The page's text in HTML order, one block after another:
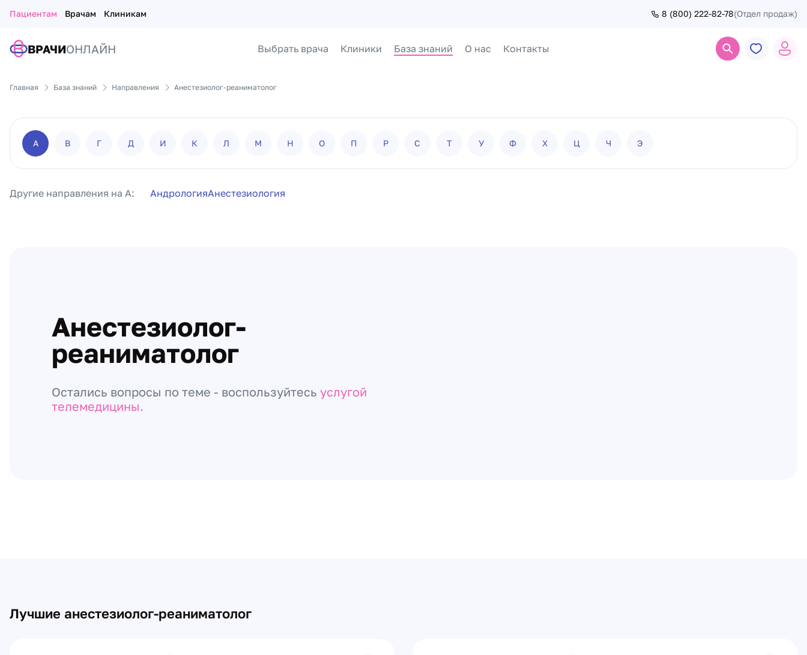
Пациентам Врачам Клиникам 8 (800) 222-82-78(Отдел продаж)
ВРАЧИОНЛАЙН Выбрать врача Клиники База знаний О нас Контакты
Главная База знаний Направления Анестезиолог-реаниматолог
А В Г Д И К Л М Н О П Р С Т У Ф Х Ц Ч Э
Другие направления на А: АндрологияАнестезиология
Анестезиолог-
реаниматолог
Остались вопросы по теме - воспользуйтесь услугой
телемедицины.
Лучшие анестезиолог-реаниматолог